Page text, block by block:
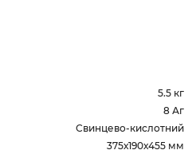
5.5 кг
8 Аг
Свинцево-кислотний
375х190х455 мм